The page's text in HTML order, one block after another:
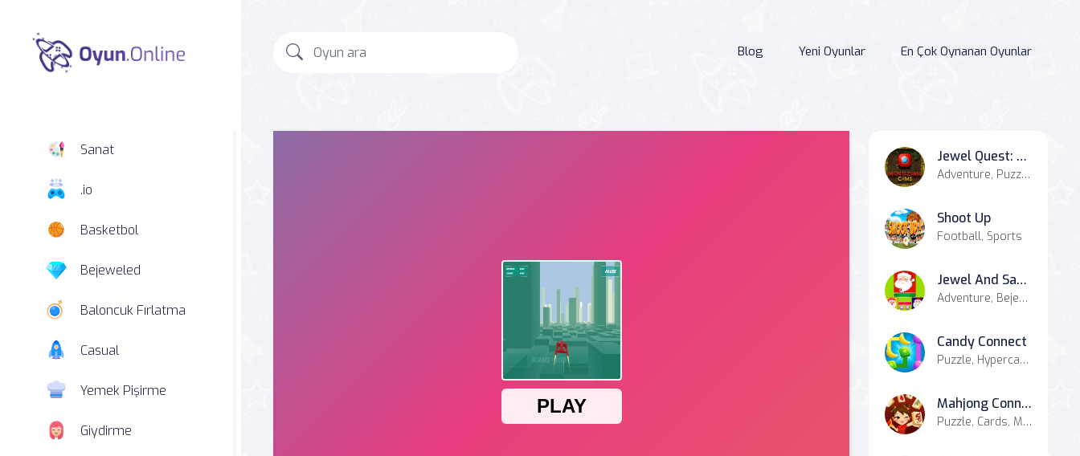
Sanat
.io
Basketbol
Bejeweled
Baloncuk Fırlatma
Casual
Yemek Pişirme
Giydirme
Blog Yeni Oyunlar En Çok Oynanan Oyunlar
Jewel Quest: Montezuma's Revenge
Adventure, Puzzle, Match-3
Shoot Up
Football, Sports
Jewel And Santa Claus
Adventure, Bejeweled, Casual, Simulation
Candy Connect
Puzzle, Hypercasual
Mahjong Connect HD
Puzzle, Cards, Mahjong & Connect